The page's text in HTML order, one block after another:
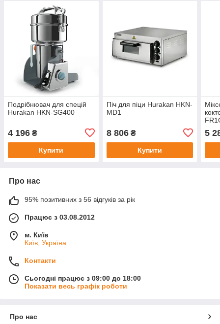
Подрібнювач для спецій
Hurakan HKN-SG400
4 196 ₴
Купити
Піч для піци Hurakan HKN-
MD1
8 806₴
Купити
5
Про нас
95% позитивних з 56 відгуків за рік
Працює з 03.08.2012
м. Київ
Київ, Україна
Контакти
Сьогодні працює з 09:00 до 18:00
Показати весь графік роботи
Про нас